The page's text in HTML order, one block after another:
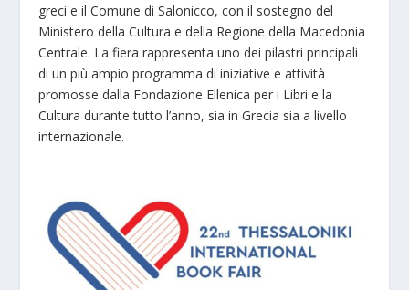
greci e il Comune di Salonicco, con il sostegno del
Ministero della Cultura e della Regione della Macedonia
Centrale. La fiera rappresenta uno dei pilastri principali
di un più ampio programma di iniziative e attività
promosse dalla Fondazione Ellenica per i Libri e la
Cultura durante tutto l’anno, sia in Grecia sia a livello
internazionale.